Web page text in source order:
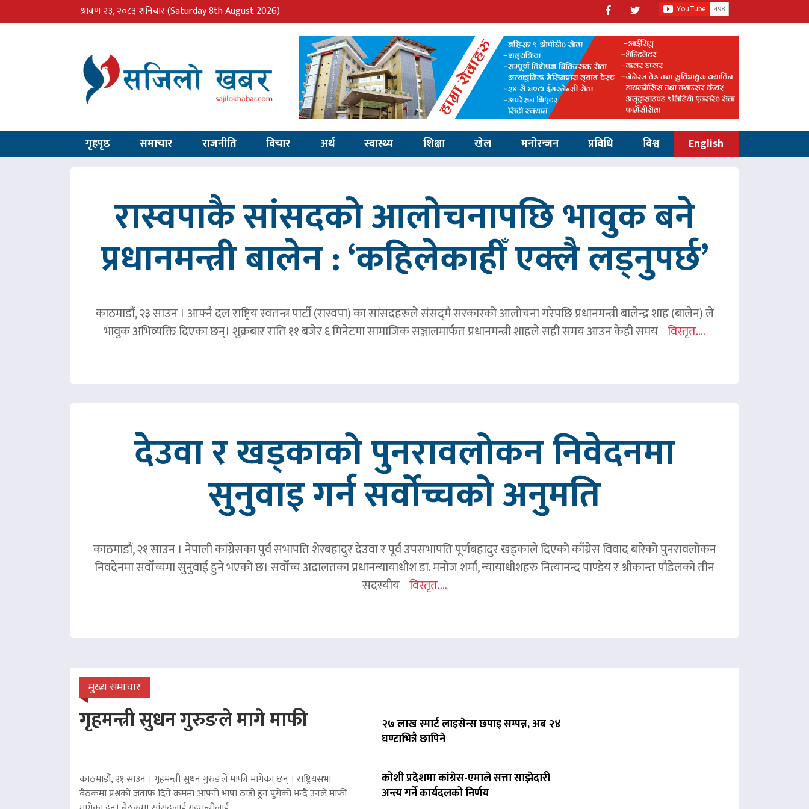
श्रावण २३, २०८३ शनिबार(Saturday 8th August 2026)
गृहपृष्ठ समाचार राजनीति विचार अर्थ स्वास्थ्य शिक्षा खेल मनोरन्जन प्रविधि विश्व English
रास्वपाकै सांसदको आलोचनापछि भावुक बने
प्रधानमन्त्री बालेन : ‘कहिलेकाहीँ एक्लै लड्नुपर्छ’
काठमाडौं, २३ साउन । आफ्नै दल राष्ट्रिय स्वतन्त्र पार्टी (रास्वपा) का सांसदहरूले संसद्‌मै सरकारको आलोचना गरेपछि प्रधानमन्त्री बालेन्द्र शाह (बालेन) ले
भावुक अभिव्यक्ति दिएका छन्। शुक्रबार राति ११ बजेर ६ मिनेटमा सामाजिक सञ्जालमार्फत प्रधानमन्त्री शाहले सही समय आउन केही समय विस्तृत....
देउवा र खड्काको पुनरावलोकन निवेदनमा
सुनुवाइ गर्न सर्वोच्चको अनुमति
काठमाडौं, २१ साउन । नेपाली कांग्रेसका पुर्व सभापति शेरबहादुर देउवा र पूर्व उपसभापति पूर्णबहादुर खड्काले दिएको काँग्रेस विवाद बारेको पुनरावलोकन
निवदेनमा सर्वोच्चमा सुनुवाई हुने भएको छ। सर्वोच्च अदालतका प्रधानन्यायाधीश डा. मनोज शर्मा, न्यायाधीशहरु नित्यानन्द पाण्डेय र श्रीकान्त पौडेलको तीन
सदस्यीय विस्तृत....
मुख्य समाचार
गृहमन्त्री सुधन गुरुङले मागे माफी
काठमाडौं, २१ साउन । गृहमन्त्री सुधन गुरुङले माफी मागेका छन् । राष्ट्रियसभा
बैठकमा प्रश्नको जवाफ दिने क्रममा आफ्नो भाषा ठाडो हुन पुगेको भन्दै उनले माफी
२७ लाख स्मार्ट लाइसेन्स छपाइ सम्पन्न, अब २४
घण्टाभित्रै छापिने
कोशी प्रदेशमा कांग्रेस-एमाले सत्ता साझेदारी
अन्त्य गर्ने कार्यदलको निर्णय